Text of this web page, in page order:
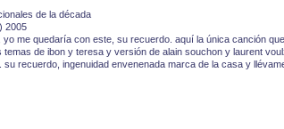
de la década
2005
me quedaría con este, su recuerdo. aquí la única canción
de ibon y teresa y versión de alain souchon y laurent
recuerdo, ingenuidad envenenada marca de la casa y